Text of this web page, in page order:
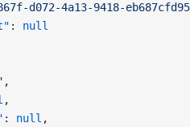
d072-4a13-9418-
: null
,
,
: null ,